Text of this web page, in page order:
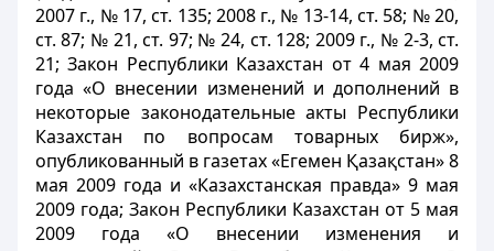
2007 г., № 17, ст. 135; 2008 г., № 13-14, ст. 58; № 20,
ст. 87; № 21, ст. 97; № 24, ст. 128; 2009 г., № 2-3, ст.
21; Закон Республики Казахстан от 4 мая 2009
года «О внесении изменений и дополнений в
некоторые законодательные акты Республики
Казахстан по вопросам товарных бирж»,
опубликованный в газетах «Егемен Қазақстан» 8
мая 2009 года и «Казахстанская правда» 9 мая
2009 года; Закон Республики Казахстан от 5 мая
2009 года «О внесении изменения и